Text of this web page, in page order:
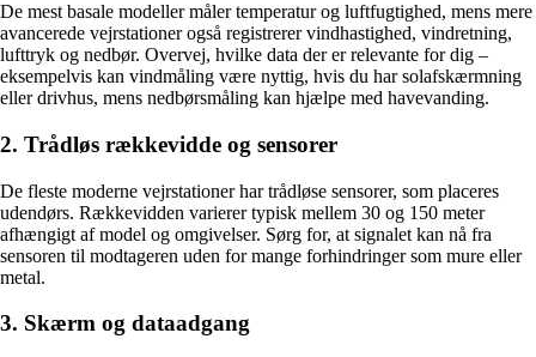
De mest basale modeller måler temperatur og luftfugtighed, mens mere
avancerede vejrstationer også registrerer vindhastighed, vindretning,
lufttryk og nedbør. Overvej, hvilke data der er relevante for dig –
eksempelvis kan vindmåling være nyttig, hvis du har solafskærmning
eller drivhus, mens nedbørsmåling kan hjælpe med havevanding.
2. Trådløs rækkevidde og sensorer
De fleste moderne vejrstationer har trådløse sensorer, som placeres
udendørs. Rækkevidden varierer typisk mellem 30 og 150 meter
afhængigt af model og omgivelser. Sørg for, at signalet kan nå fra
sensoren til modtageren uden for mange forhindringer som mure eller
metal.
3. Skærm og dataadgang